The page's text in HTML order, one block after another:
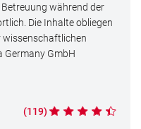
während der
Die Inhalte obliegen
wissenschaftlichen
Germany GmbH
(119)